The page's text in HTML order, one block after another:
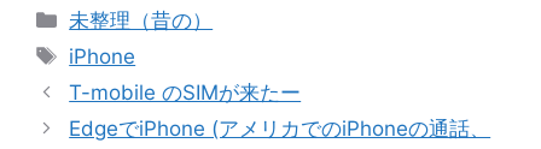
カ
テ
リ
ー
未整理（昔の）
タ
グ
iPhone
T-mobile のSIMが来たー
EdgeでiPhone (アメリカでのiPhoneの通話、